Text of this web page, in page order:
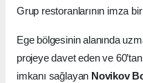
Grup restoranlarının imza bir
Ege bölgesinin alanında
projeye davet eden ve
imkanı sağlayan Novikov